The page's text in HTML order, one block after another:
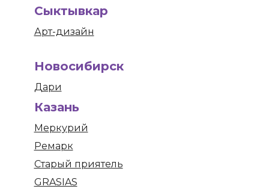
Сыктывкар
Арт-дизайн
Новосибирск
Дари
Казань
Меркурий
Ремарк
Старый приятель
GRASIAS